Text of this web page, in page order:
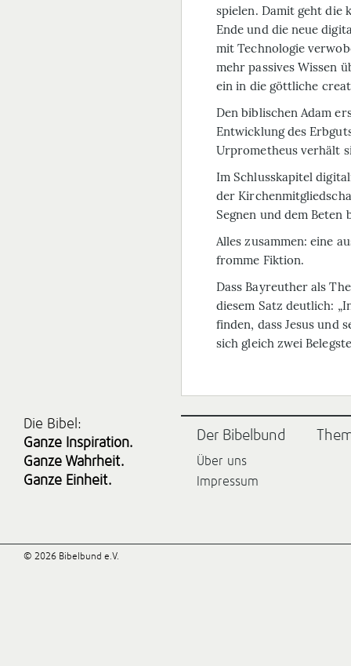
spielen. Damit geht die
Ende und die neue
mit Technologie
mehr passives Wissen
ein in die göttliche
Den biblischen Adam
Entwicklung des
Urprometheus verhält
Im Schlusskapitel
der
Segnen und dem Beten
Alles zusammen: eine
fromme Fiktion.
Dass Bayreuther als
diesem Satz deutlich:
finden, dass Jesus und
sich gleich zwei
Die Bibel:
Ganze Inspiration.
Ganze Wahrheit.
Ganze Einheit.
Der Bibelbund
Über uns
Impressum
© 2026 Bibelbund e.V.